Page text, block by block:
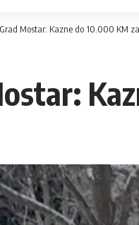
Grad Mostar: Kazne do 10.000 KM